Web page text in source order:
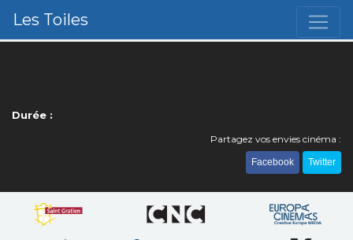
Les Toiles
Durée :
Partagez vos envies cinéma :
Facebook Twitter